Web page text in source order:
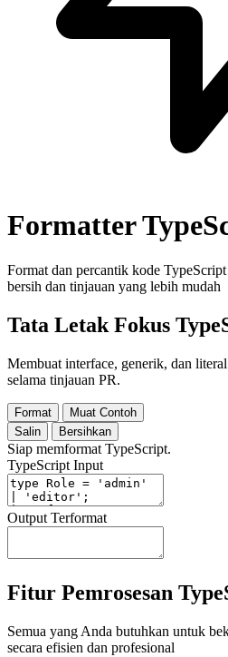
Formatter
Format dan percantik kode
bersih dan tinjauan yang lebih mudah
Tata Letak Fokus
Membuat interface, generik, dan
selama tinjauan PR.
Format
Muat Contoh
Salin
Bersihkan
Siap memformat TypeScript.
TypeScript Input
Output Terformat
Fitur Pemrosesan
Semua yang Anda butuhkan untuk
secara efisien dan profesional